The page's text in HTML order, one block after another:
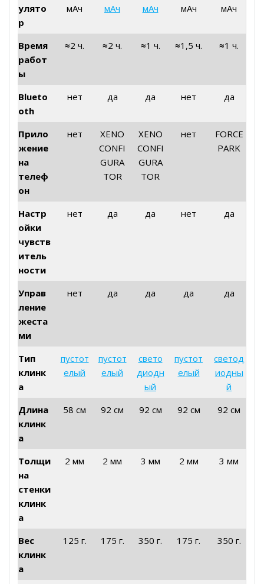
улято
р
мАч
мАч
мАч
мАч
мАч
Время
работ
ы
≈2 ч. ≈2 ч. ≈1 ч. ≈1,5 ч. ≈1 ч.
Blueto
oth
нет да да нет да
Прило
жение
на
телеф
он
нет
XENO
CONFI
GURA
TOR
XENO
CONFI
GURA
TOR
нет
FORCE
PARK
Настр
ойки
чувств
итель
ности
нет да да нет да
Управ
ление
жеста
ми
нет да да да да
Тип
клинк
а
пустот
елый
пустот
елый
свето
диодн
ый
пустот
елый
светод
иодны
й
Длина
клинк
а
58 см 92 см 92 см 92 см 92 см
Толщи
на
стенки
клинк
а
2 мм 2 мм 3 мм 2 мм 3 мм
Вес
клинк
а
125 г. 175 г. 350 г. 175 г. 350 г.